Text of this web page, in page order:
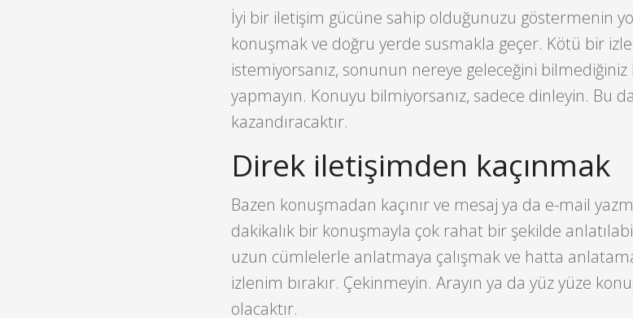
İyi bir iletişim gücüne sahip olduğunuzu göstermenin
konuşmak ve doğru yerde susmakla geçer. Kötü bir
istemiyorsanız, sonunun nereye geleceğini
yapmayın. Konuyu bilmiyorsanız, sadece dinleyin. Bu
kazandıracaktır.
Direk iletişimden kaçınmak
Bazen konuşmadan kaçınır ve mesaj ya da e-mail
dakikalık bir konuşmayla çok rahat bir şekilde
uzun cümlelerle anlatmaya çalışmak ve hatta
izlenim bırakır. Çekinmeyin. Arayın ya da yüz yüze
olacaktır.